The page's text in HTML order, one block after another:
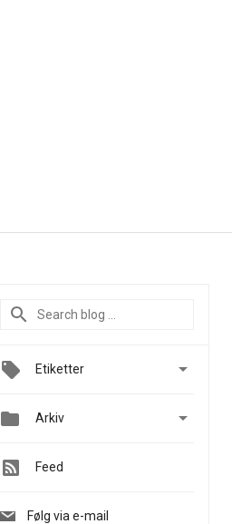
Etiketter 
 Arkiv 
Feed
Følg via e-mail